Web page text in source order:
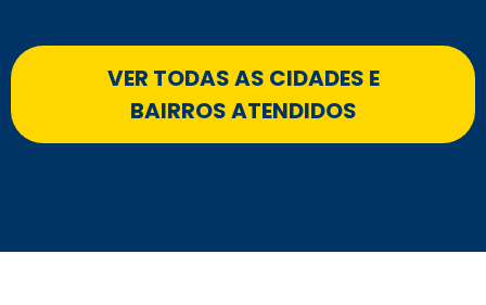
VER TODAS AS CIDADES E
BAIRROS ATENDIDOS